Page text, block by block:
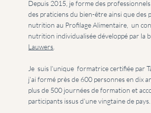
Depuis 2015, je forme des professionnels
des praticiens du bien-être ainsi que des
nutrition au Profilage Alimentaire, un
nutrition individualisée développé par la
Lauwers
Je suis l’unique formatrice certifiée par
j’ai formé près de 600 personnes en dix
plus de 500 journées de formation et
participants issus d’une vingtaine de pays.